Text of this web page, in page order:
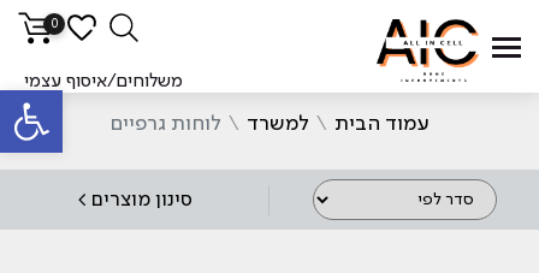
פתח
0
משלוחים/איסוף עצמי
עמוד הבית \ למשרד \ לוחות גרפיים
סינון מוצרים >